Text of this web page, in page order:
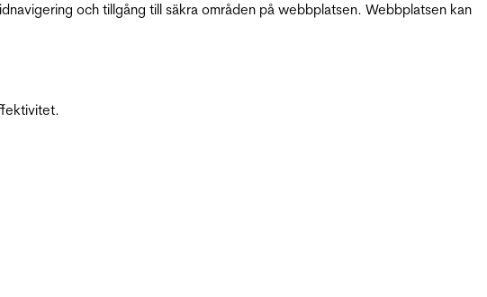
och tillgång till säkra områden på webbplatsen. Webbplatsen kan